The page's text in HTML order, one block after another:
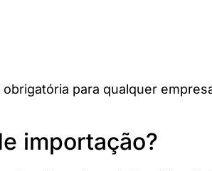
para qualquer
importação?